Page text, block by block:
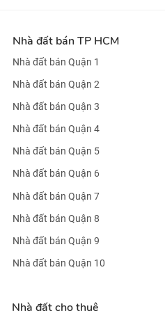
Nhà đất bán TP HCM
Nhà đất bán Quận 1
Nhà đất bán Quận 2
Nhà đất bán Quận 3
Nhà đất bán Quận 4
Nhà đất bán Quận 5
Nhà đất bán Quận 6
Nhà đất bán Quận 7
Nhà đất bán Quận 8
Nhà đất bán Quận 9
Nhà đất bán Quận 10
Nhà đất cho thuê